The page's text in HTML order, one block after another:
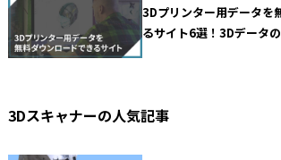
3Dプリンター用データを
るサイト6選！3Dデータ
3Dスキャナーの人気記事